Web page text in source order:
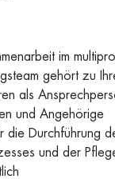
im
gehört zu
als
und Angehörige
die Durchführung
und der